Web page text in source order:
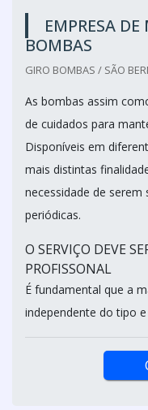
EMPRESA
BOMBAS
GIRO BOMBAS / SÃO
As bombas assim
de cuidados para
Disponíveis em
mais distintas
necessidade de
periódicas.
O SERVIÇO DEVE
PROFISSONAL
É fundamental que a
independente do tipo e